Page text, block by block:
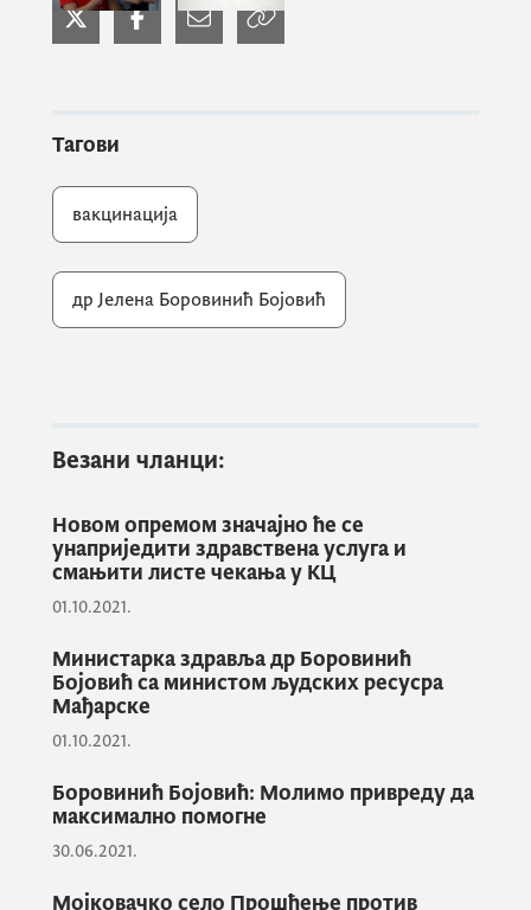
мутагене форме болести, они
који су вакцинисани биће
да добровољни даваоци крви који
су наши хероји такође буду
вакцинисани, навела је др
Боровинић Бојовић.
Она је истакла да су добровољни даваоци
„Сваки добровољни давалац крви једнако
је важан гдје год да се он налази у нашој
држави. Наш основни циљ је да сви
добровољни даваоци крви морају да буду
једнако уважени, било гдје да се они
неминовно спасавају људске зивоте,
једнако и у Подгорици, Никшићу,
Рожајама, Бару, Плаву, дакле у свакој
министарка.
Након отварања вакциналног пункта,
Тагови
вакцинација
др Јелена Боровинић Бојовић
Везани чланци:
Новом опремом значајно ће се
унаприједити здравствена услуга и
смањити листе чекања у КЦ
01.10.2021.
Министарка здравља др Боровинић
Бојовић са министом људских ресусра
Мађарске
01.10.2021.
Боровинић Бојовић: Молимо привреду да
максимално помогне
30.06.2021.
Мојковачко село Прошћење против